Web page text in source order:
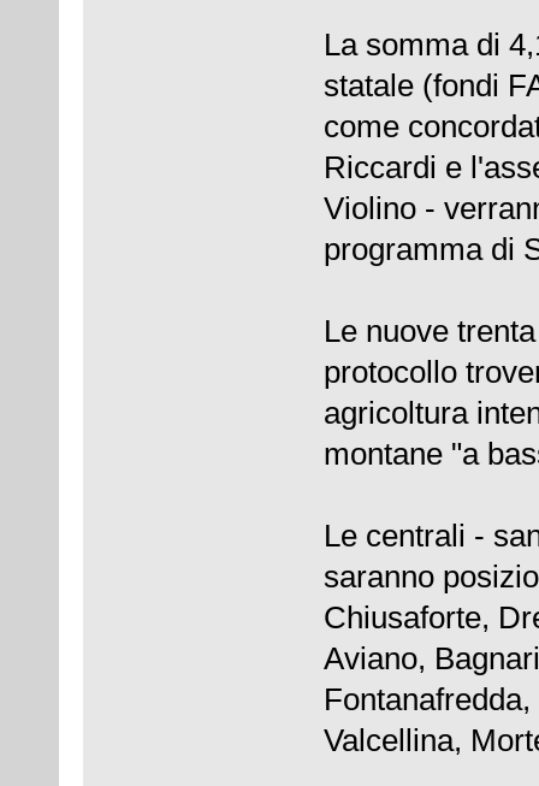
La somma di
statale (fondi
come
Riccardi e
Violino -
programma di
Le nuove
protocollo
agricoltura
montane "a
Le centrali -
saranno
Chiusaforte,
Aviano,
Valcellina,